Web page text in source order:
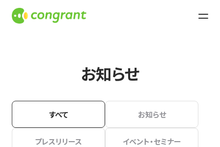
お知らせ
すべて お知らせ
プレスリリース イベント・セミナー